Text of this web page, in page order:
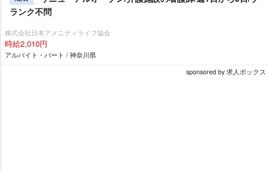
ランク不問
株式会社日本アメニティライフ協会
時給2,010円
アルバイト・パート / 神奈川県
sponsored by 求人ボックス